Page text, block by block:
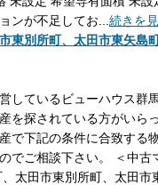
ンが不足してお... 続きを
東別所町、太田市東矢島
しているビューハウス群
を探されている方がいら
で下記の条件に合致する
でご相談下さい。 ＜中
太田市東別所町、太田市